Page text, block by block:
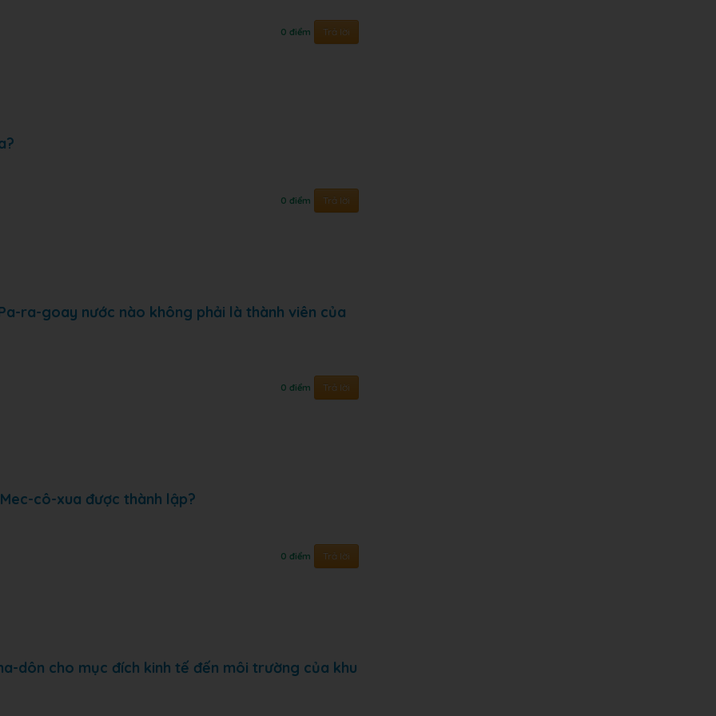
0 điểm Trả lời
0 điểm Trả lời
ra-goay nước nào không phải là thành viên của
0 điểm Trả lời
cô-xua được thành lập?
0 điểm Trả lời
dôn cho mục đích kinh tế đến môi trường của khu